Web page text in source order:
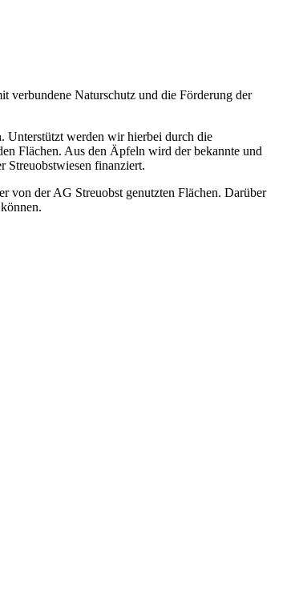
verbundene Naturschutz und die Förderung der
Unterstützt werden wir hierbei durch die
Flächen. Aus den Äpfeln wird der bekannte und
Streuobstwiesen finanziert.
von der AG Streuobst genutzten Flächen. Darüber